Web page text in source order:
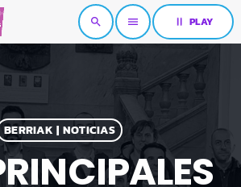
search menu pause PLAY
BERRIAK | NOTICIAS